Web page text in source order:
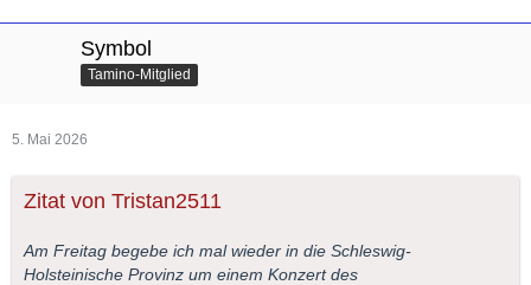
Symbol
Tamino-Mitglied
5. Mai 2026
Zitat von Tristan2511
Am Freitag begebe ich mal wieder in die Schleswig-
Holsteinische Provinz um einem Konzert des